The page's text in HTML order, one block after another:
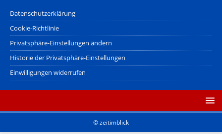
Datenschutzerklärung
Cookie-Richtlinie
Privatsphäre-Einstellungen ändern
Historie der Privatsphäre-Einstellungen
Einwilligungen widerrufen
© zeitimblick